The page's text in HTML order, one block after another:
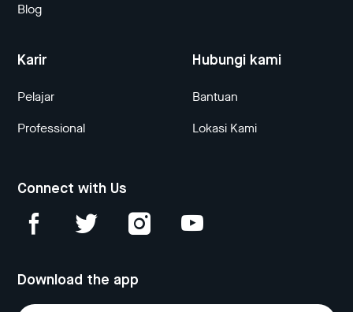
Blog
Karir
Pelajar
Professional
Hubungi kami
Bantuan
Lokasi Kami
Connect with Us
Download the app